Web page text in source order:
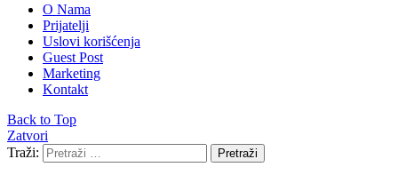
O Nama
Prijatelji
Uslovi korišćenja
Guest Post
Marketing
Kontakt
Back to Top
Zatvori
Traži:
Pretraži